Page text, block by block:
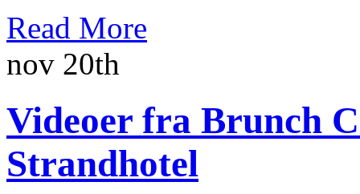
Read More
nov 20th
Videoer fra Brunch
Strandhotel